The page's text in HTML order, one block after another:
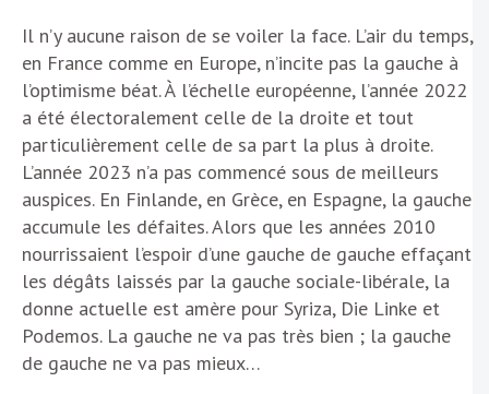
Il n’y aucune raison de se voiler la face. L’air du temps,
en France comme en Europe, n’incite pas la gauche à
l’optimisme béat. À l’échelle européenne, l’année 2022
a été électoralement celle de la droite et tout
particulièrement celle de sa part la plus à droite.
L’année 2023 n’a pas commencé sous de meilleurs
auspices. En Finlande, en Grèce, en Espagne, la gauche
accumule les défaites. Alors que les années 2010
nourrissaient l’espoir d’une gauche de gauche effaçant
les dégâts laissés par la gauche sociale-libérale, la
donne actuelle est amère pour Syriza, Die Linke et
Podemos. La gauche ne va pas très bien ; la gauche
de gauche ne va pas mieux…